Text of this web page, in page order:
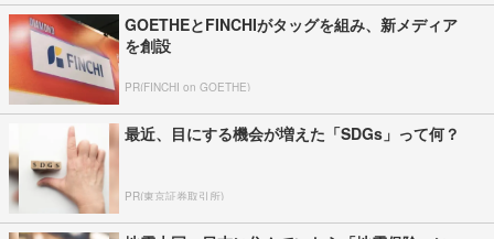
GOETHEとFINCHIがタッグを組み、新メディア
を創設
PR(FINCHI on GOETHE)
最近、目にする機会が増えた「SDGs」って何？
PR(東京証券取引所)